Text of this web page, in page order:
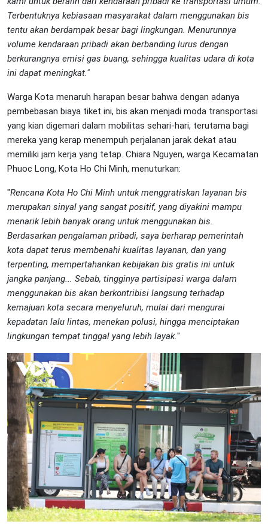
Terbentuknya kebiasaan masyarakat dalam menggunakan bis
tentu akan berdampak besar bagi lingkungan. Menurunnya
volume kendaraan pribadi akan berbanding lurus dengan
berkurangnya emisi gas buang, sehingga kualitas udara di kota
ini dapat meningkat."
Warga Kota menaruh harapan besar bahwa dengan adanya
pembebasan biaya tiket ini, bis akan menjadi moda transportasi
yang kian digemari dalam mobilitas sehari-hari, terutama bagi
mereka yang kerap menempuh perjalanan jarak dekat atau
memiliki jam kerja yang tetap. Chiara Nguyen, warga Kecamatan
Phuoc Long, Kota Ho Chi Minh, menuturkan:
"Rencana Kota Ho Chi Minh untuk menggratiskan layanan bis
merupakan sinyal yang sangat positif, yang diyakini mampu
menarik lebih banyak orang untuk menggunakan bis.
Berdasarkan pengalaman pribadi, saya berharap pemerintah
kota dapat terus membenahi kualitas layanan, dan yang
terpenting, mempertahankan kebijakan bis gratis ini untuk
jangka panjang... Sebab, tingginya partisipasi warga dalam
menggunakan bis akan berkontribisi langsung terhadap
kemajuan kota secara menyeluruh, mulai dari mengurai
kepadatan lalu lintas, menekan polusi, hingga menciptakan
lingkungan tempat tinggal yang lebih layak."